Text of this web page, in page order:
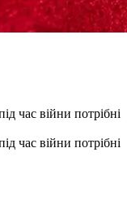
час війни потрібні
час війни потрібні